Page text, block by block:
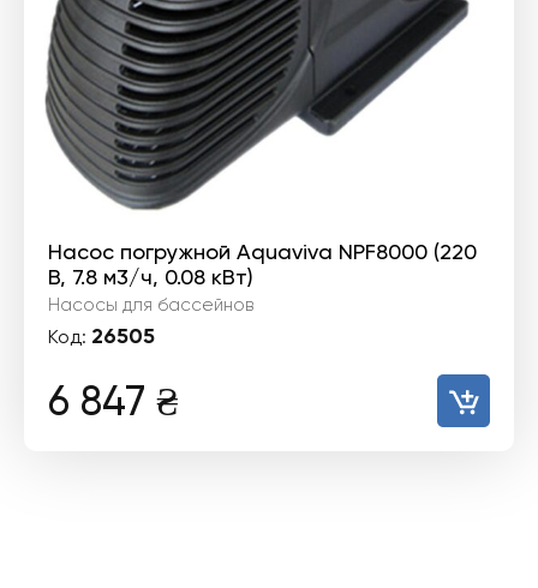
Насос погружной Aquaviva NPF8000 (220
В, 7.8 м3/ч, 0.08 кВт)
Насосы для бассейнов
Код: 26505
6 847 ₴